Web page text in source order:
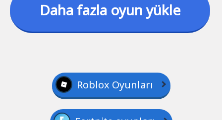
Daha fazla oyun yükle
Roblox Oyunları